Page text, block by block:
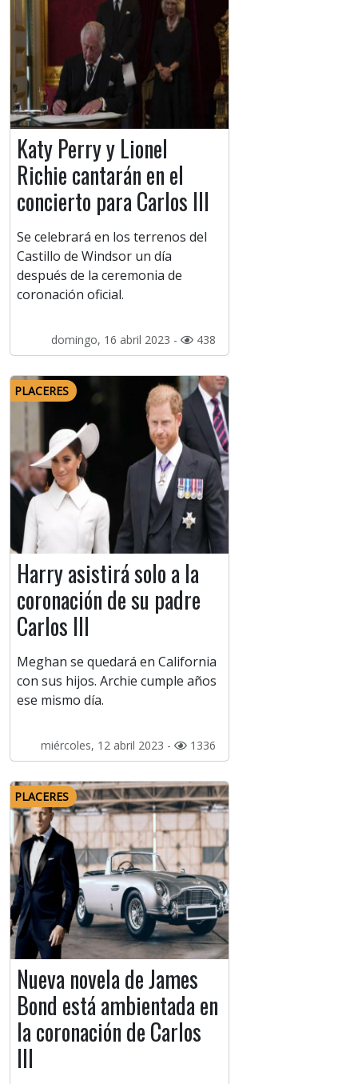
Katy Perry y Lionel
Richie cantarán en el
concierto para Carlos III
Se celebrará en los terrenos del
Castillo de Windsor un día
después de la ceremonia de
coronación oficial.
domingo, 16 abril 2023 - 438
PLACERES
Harry asistirá solo a la
coronación de su padre
Carlos III
Meghan se quedará en California
con sus hijos. Archie cumple años
ese mismo día.
miércoles, 12 abril 2023 - 1336
PLACERES
Nueva novela de James
Bond está ambientada en
la coronación de Carlos
III